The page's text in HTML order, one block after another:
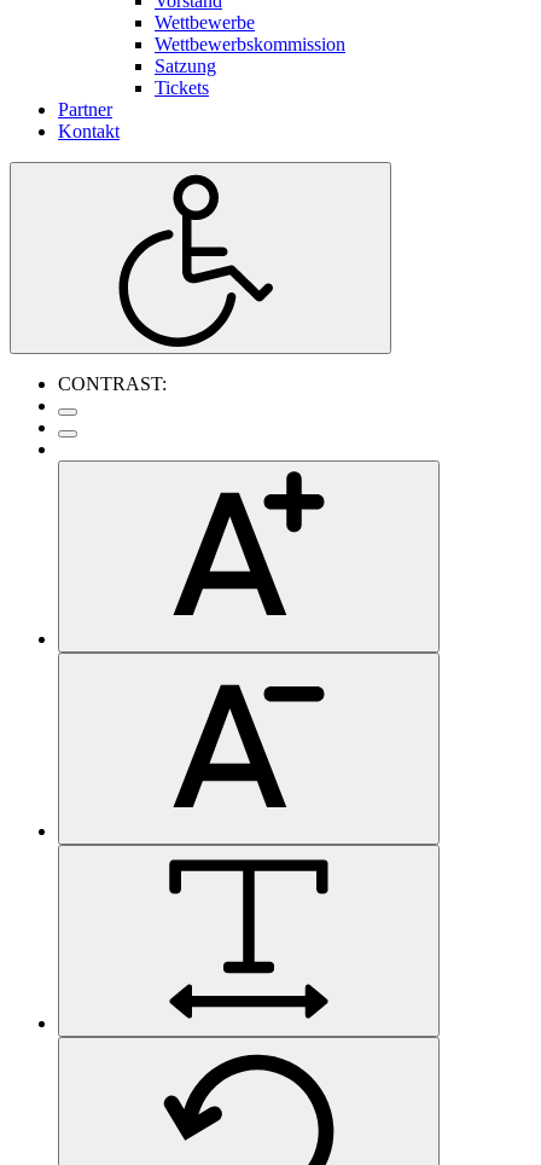
Wettbewerbe
Wettbewerbskommission
Satzung
Tickets
Partner
Kontakt
CONTRAST: